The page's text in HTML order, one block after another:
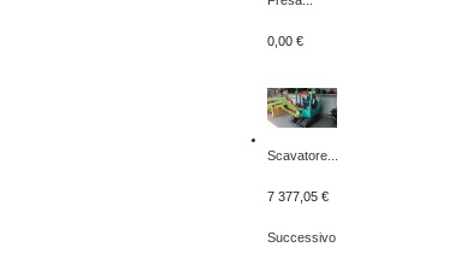
0,00 €
Scavatore...
7 377,05 €
Successivo